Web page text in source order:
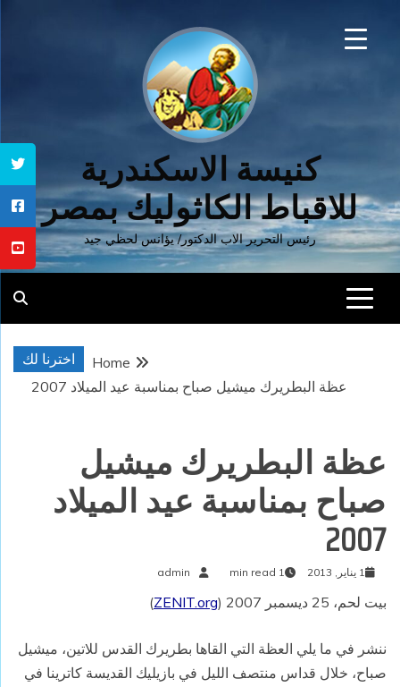
كنيسة الاسكندرية
للاقباط الكاثوليك بمصر
رئيس التحرير الاب الدكتور/ يؤانس لحظي جيد
اخترنا لك
Home
عظة البطريرك ميشيل صباح بمناسبة عيد الميلاد 2007
عظة البطريرك ميشيل
صباح بمناسبة عيد الميلاد
2007
1 يناير, 2013 1 min read
admin
بيت لحم، 25 ديسمبر 2007 ( ZENIT.org
)
ننشر في ما يلي العظة التي القاها بطريرك القدس للاتين، ميشيل
صباح، خلال قداس منتصف الليل في بازيليك القديسة كاترينا في